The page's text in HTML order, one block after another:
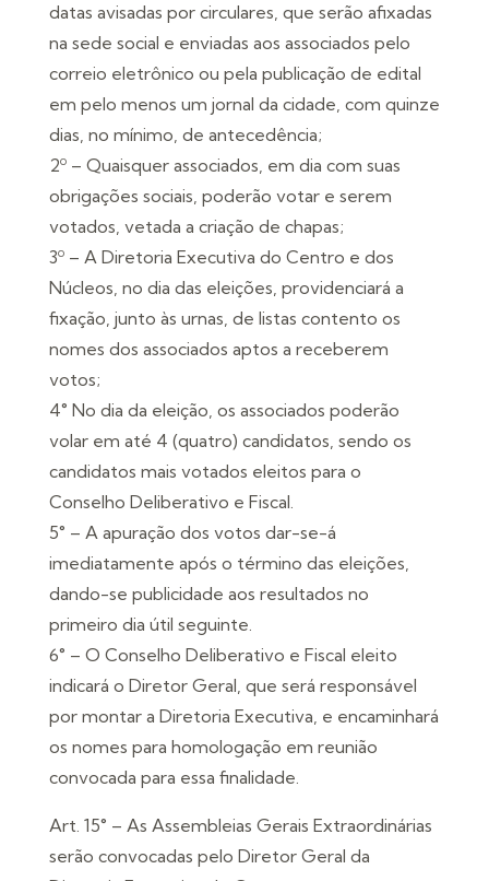
datas avisadas por circulares, que serão afixadas
na sede social e enviadas aos associados pelo
correio eletrônico ou pela publicação de edital
em pelo menos um jornal da cidade, com quinze
dias, no mínimo, de antecedência;
2º – Quaisquer associados, em dia com suas
obrigações sociais, poderão votar e serem
votados, vetada a criação de chapas;
3º – A Diretoria Executiva do Centro e dos
Núcleos, no dia das eleições, providenciará a
fixação, junto às urnas, de listas contento os
nomes dos associados aptos a receberem
votos;
4° No dia da eleição, os associados poderão
volar em até 4 (quatro) candidatos, sendo os
candidatos mais votados eleitos para o
Conselho Deliberativo e Fiscal.
5° – A apuração dos votos dar-se-á
imediatamente após o término das eleições,
dando-se publicidade aos resultados no
primeiro dia útil seguinte.
6° – O Conselho Deliberativo e Fiscal eleito
indicará o Diretor Geral, que será responsável
por montar a Diretoria Executiva, e encaminhará
os nomes para homologação em reunião
convocada para essa finalidade.
Art. 15° – As Assembleias Gerais Extraordinárias
serão convocadas pelo Diretor Geral da